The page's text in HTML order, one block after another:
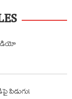
వీడియో
పిడుగు!